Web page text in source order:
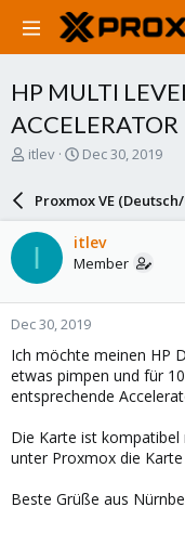
HP MULTI
ACCELERATOR
T
a
d
t
a
r
t
e
r
itlev
S
r
d
a
e
Dec 30, 2019
Proxmox VE
I itlev
Member
Dec 30, 2019
Ich möchte meinen HP
etwas pimpen und für
entsprechende
Die Karte ist
unter Proxmox die
Beste Grüße aus